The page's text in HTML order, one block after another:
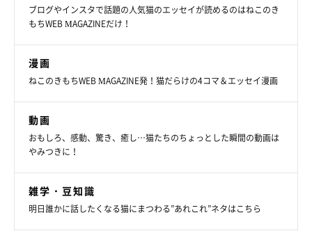
ブログやインスタで話題の人気猫のエッセイが読めるのはねこのき
もちWEB MAGAZINEだけ！
漫画
ねこのきもちWEB MAGAZINE発！猫だらけの4コマ＆エッセイ漫画
動画
おもしろ、感動、驚き、癒し…猫たちのちょっとした瞬間の動画は
やみつきに！
雑学・豆知識
明日誰かに話したくなる猫にまつわる”あれこれ”ネタはこちら